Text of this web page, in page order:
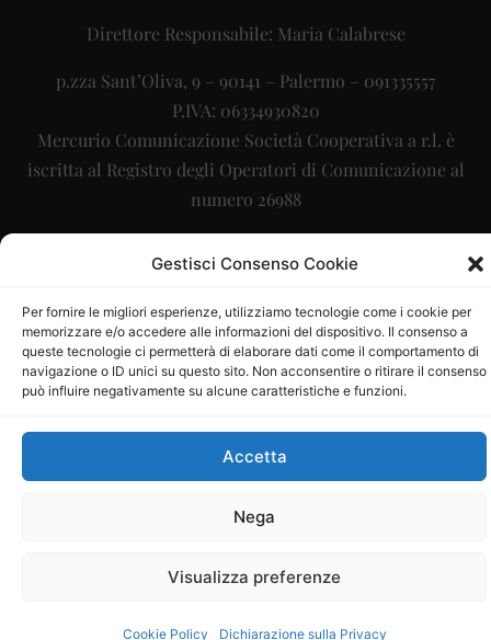
Gestisci Consenso Cookie
Per fornire le migliori esperienze, utilizziamo tecnologie come i cookie per
memorizzare e/o accedere alle informazioni del dispositivo. Il consenso a
queste tecnologie ci permetterà di elaborare dati come il comportamento di
navigazione o ID unici su questo sito. Non acconsentire o ritirare il consenso
può influire negativamente su alcune caratteristiche e funzioni.
Accetta
Nega
Visualizza preferenze
Cookie Policy Dichiarazione sulla Privacy
Direttore Responsabile: Maria Calabrese
p.zza Sant’Oliva, 9 – 90141 – Palermo – 091335557
P.IVA: 06334930820
Mercurio Comunicazione Società Cooperativa a r.l. è
iscritta al Registro degli Operatori di Comunicazione al
numero 26988